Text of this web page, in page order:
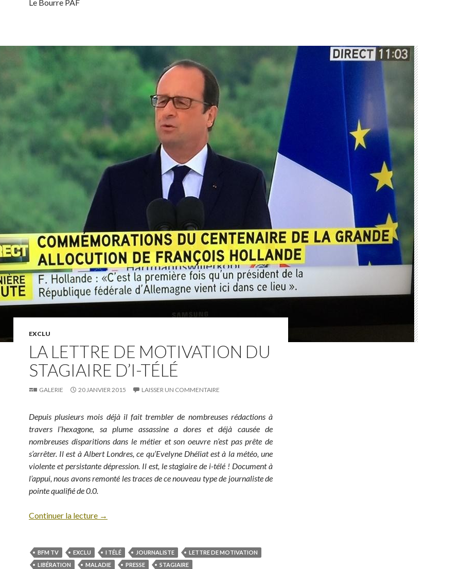
Le Bourre PAF
EXCLU
LA LETTRE DE MOTIVATION DU
STAGIAIRE D’I-TÉLÉ
GALERIE 20 JANVIER 2015 LAISSER UN COMMENTAIRE
Depuis plusieurs mois déjà il fait trembler de nombreuses rédactions à
travers l’hexagone, sa plume assassine a dores et déjà causée de
nombreuses disparitions dans le métier et son oeuvre n’est pas prête de
s’arrêter. Il est à Albert Londres, ce qu’Evelyne Dhéliat est à la météo, une
violente et persistante dépression. Il est, le stagiaire de i-télé ! Document à
l’appui, nous avons remonté les traces de ce nouveau type de journaliste de
pointe qualifié de 0.0.
Continuer la lecture →
BFM TV EXCLU I TÉLÉ JOURNALISTE
LETTRE DE MOTIVATION
LIBÉRATION
MALADIE PRESSE STAGIAIRE